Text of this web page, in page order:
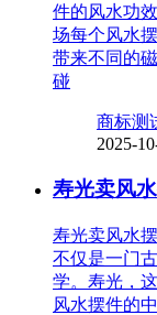
件的风水功
场每个风水
带来不同的
碰
商标测
2025-
寿光卖风
寿光卖风水
不仅是一门
学。寿光，
风水摆件的